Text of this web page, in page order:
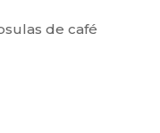
de café